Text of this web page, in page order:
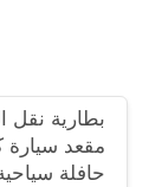
سياسة
الخصوصية
مقعد سيارة
حافلة